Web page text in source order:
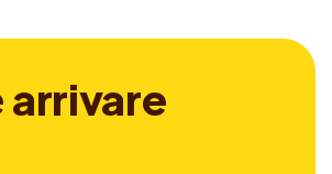
arrivare